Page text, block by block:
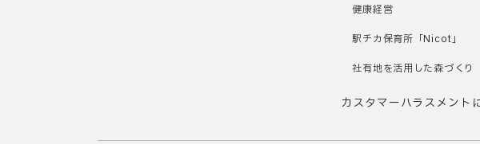
健康経営
駅チカ保育所「Nicot」
社有地を活用した森づくり
カスタマーハラスメント